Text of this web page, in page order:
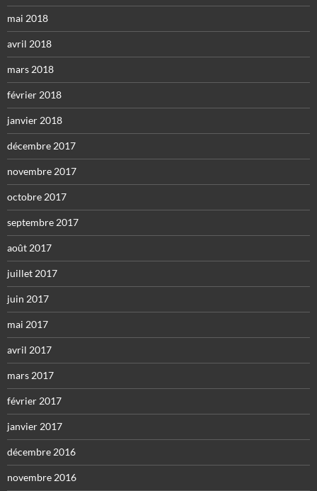
mai 2018
avril 2018
mars 2018
février 2018
janvier 2018
décembre 2017
novembre 2017
octobre 2017
septembre 2017
août 2017
juillet 2017
juin 2017
mai 2017
avril 2017
mars 2017
février 2017
janvier 2017
décembre 2016
novembre 2016